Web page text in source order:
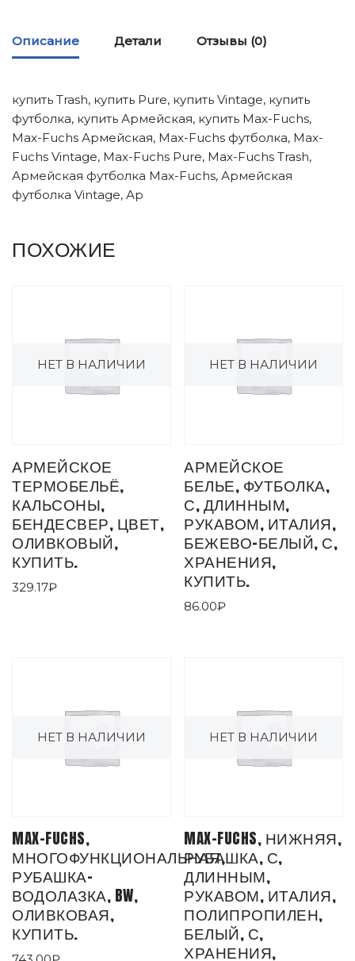
Описание Детали Отзывы (0)
купить Trash, купить Pure, купить Vintage, купить
футболка, купить Армейская, купить Max-Fuchs,
Max-Fuchs Армейская, Max-Fuchs футболка, Max-
Fuchs Vintage, Max-Fuchs Pure, Max-Fuchs Trash,
Армейская футболка Max-Fuchs, Армейская
футболка Vintage, Ар
ПОХОЖИЕ
НЕТ В НАЛИЧИИ
АРМЕЙСКОЕ
ТЕРМОБЕЛЬЁ,
КАЛЬСОНЫ,
БЕНДЕСВЕР, ЦВЕТ,
ОЛИВКОВЫЙ,
КУПИТЬ.
329.17₽
НЕТ В НАЛИЧИИ
АРМЕЙСКОЕ
БЕЛЬЕ, ФУТБОЛКА,
С, ДЛИННЫМ,
РУКАВОМ, ИТАЛИЯ,
БЕЖЕВО-БЕЛЫЙ, С,
ХРАНЕНИЯ,
КУПИТЬ.
86.00₽
НЕТ В НАЛИЧИИ
MAX-FUCHS,
МНОГОФУНКЦИОНАЛЬНАЯ,
РУБАШКА-
ВОДОЛАЗКА, BW,
ОЛИВКОВАЯ,
КУПИТЬ.
НЕТ В НАЛИЧИИ
MAX-FUCHS, НИЖНЯЯ,
РУБАШКА, С,
ДЛИННЫМ,
РУКАВОМ, ИТАЛИЯ,
ПОЛИПРОПИЛЕН,
БЕЛЫЙ, С,
ХРАНЕНИЯ,